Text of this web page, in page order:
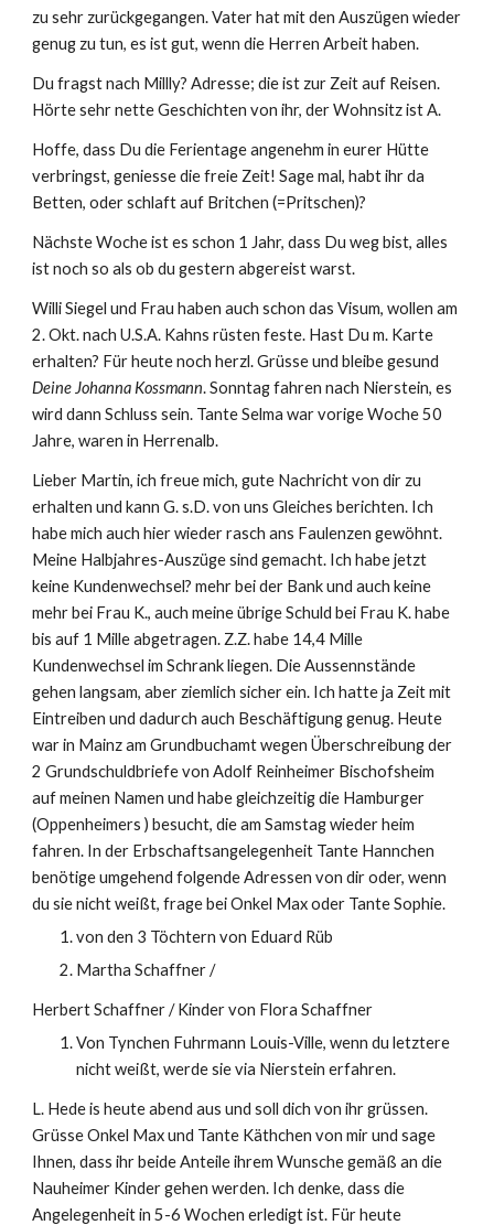
zu sehr zurückgegangen. Vater hat mit den Auszügen wieder
genug zu tun, es ist gut, wenn die Herren Arbeit haben.
Du fragst nach Millly? Adresse; die ist zur Zeit auf Reisen.
Hörte sehr nette Geschichten von ihr, der Wohnsitz ist A.
Hoffe, dass Du die Ferientage angenehm in eurer Hütte
verbringst, geniesse die freie Zeit! Sage mal, habt ihr da
Betten, oder schlaft auf Britchen (=Pritschen)?
Nächste Woche ist es schon 1 Jahr, dass Du weg bist, alles
ist noch so als ob du gestern abgereist warst.
Willi Siegel und Frau haben auch schon das Visum, wollen am
2. Okt. nach U.S.A. Kahns rüsten feste. Hast Du m. Karte
Deine Johanna Kossmann. Sonntag fahren nach Nierstein, es
wird dann Schluss sein. Tante Selma war vorige Woche 50
Jahre, waren in Herrenalb.
Lieber Martin, ich freue mich, gute Nachricht von dir zu
erhalten und kann G. s.D. von uns Gleiches berichten. Ich
habe mich auch hier wieder rasch ans Faulenzen gewöhnt.
Meine Halbjahres-Auszüge sind gemacht. Ich habe jetzt
keine Kundenwechsel? mehr bei der Bank und auch keine
mehr bei Frau K., auch meine übrige Schuld bei Frau K. habe
bis auf 1 Mille abgetragen. Z.Z. habe 14,4 Mille
Kundenwechsel im Schrank liegen. Die Aussennstände
gehen langsam, aber ziemlich sicher ein. Ich hatte ja Zeit mit
Eintreiben und dadurch auch Beschäftigung genug. Heute
war in Mainz am Grundbuchamt wegen Überschreibung der
2 Grundschuldbriefe von Adolf Reinheimer Bischofsheim
auf meinen Namen und habe gleichzeitig die Hamburger
(Oppenheimers ) besucht, die am Samstag wieder heim
fahren. In der Erbschaftsangelegenheit Tante Hannchen
benötige umgehend folgende Adressen von dir oder, wenn
du sie nicht weißt, frage bei Onkel Max oder Tante Sophie.
von den 3 Töchtern von Eduard Rüb
Martha Schaffner /
Herbert Schaffner / Kinder von Flora Schaffner
Von Tynchen Fuhrmann Louis-Ville, wenn du letztere
nicht weißt, werde sie via Nierstein erfahren.
L. Hede is heute abend aus und soll dich von ihr grüssen.
Grüsse Onkel Max und Tante Käthchen von mir und sage
Ihnen, dass ihr beide Anteile ihrem Wunsche gemäß an die
Nauheimer Kinder gehen werden. Ich denke, dass die
Angelegenheit in 5-6 Wochen erledigt ist. Für heute